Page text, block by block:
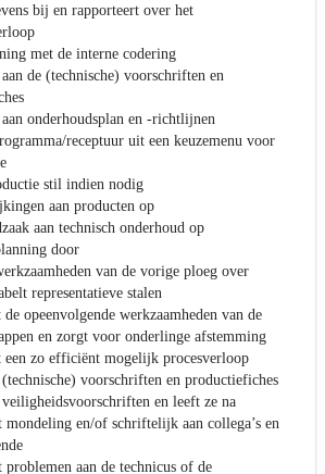
bij en rapporteert over het
met de interne codering
de (technische) voorschriften en
onderhoudsplan en -richtlijnen
receptuur uit een keuzemenu voor
stil indien nodig
aan producten op
aan technisch onderhoud op
door
van de vorige ploeg over
representatieve stalen
de opeenvolgende werkzaamheden van de
en zorgt voor onderlinge afstemming
een zo efficiënt mogelijk procesverloop
(technische) voorschriften en productiefiches
veiligheidsvoorschriften en leeft ze na
mondeling en/of schriftelijk aan collega’s en
problemen aan de technicus of de